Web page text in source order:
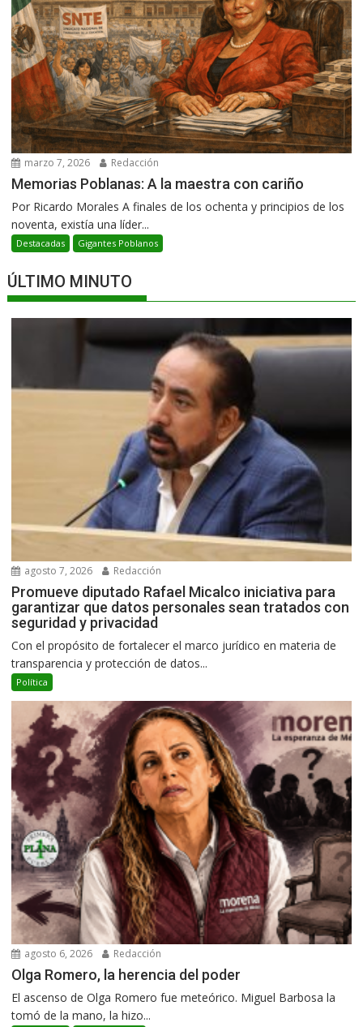
marzo 7, 2026 Redacción
Memorias Poblanas: A la maestra con cariño
Por Ricardo Morales A finales de los ochenta y principios de los
noventa, existía una líder...
Destacadas Gigantes Poblanos
ÚLTIMO MINUTO
agosto 7, 2026 Redacción
Promueve diputado Rafael Micalco iniciativa para
garantizar que datos personales sean tratados con
seguridad y privacidad
Con el propósito de fortalecer el marco jurídico en materia de
transparencia y protección de datos...
Política
agosto 6, 2026 Redacción
Olga Romero, la herencia del poder
El ascenso de Olga Romero fue meteórico. Miguel Barbosa la
tomó de la mano, la hizo...